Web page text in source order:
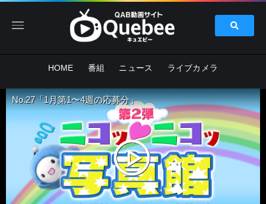
HOME 番組 ニュース ライブカメラ
No.27「1月第1〜4週の応募分」